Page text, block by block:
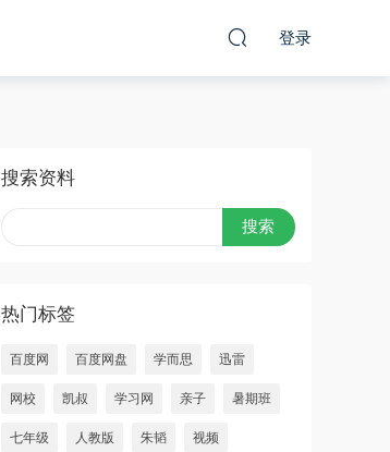
登录
搜索资料
热门标签
百度网 百度网盘 学而思 迅雷
网校 凯叔 学习网 亲子 暑期班
七年级 人教版 朱韬 视频